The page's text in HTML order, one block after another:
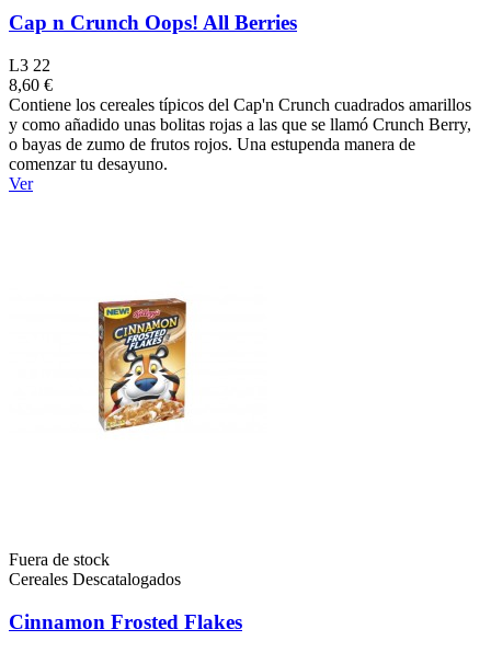
Cap n Crunch Oops! All Berries
L3 22
8,60 €
Contiene los cereales típicos del Cap'n Crunch cuadrados amarillos
y como añadido unas bolitas rojas a las que se llamó Crunch Berry,
o bayas de zumo de frutos rojos. Una estupenda manera de
comenzar tu desayuno.
Ver
Fuera de stock
Cereales Descatalogados
Cinnamon Frosted Flakes